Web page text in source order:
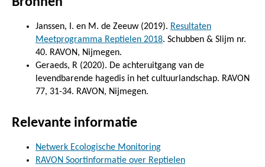
Janssen, I. en M. de Zeeuw (2019). Resultaten
Meetprogramma Reptielen 2018. Schubben & Slijm nr.
40. RAVON, Nijmegen.
Geraeds, R (2020). De achteruitgang van de
levendbarende hagedis in het cultuurlandschap. RAVON
77, 31-34. RAVON, Nijmegen.
Relevante informatie
Netwerk Ecologische Monitoring
RAVON Soortinformatie over Reptielen